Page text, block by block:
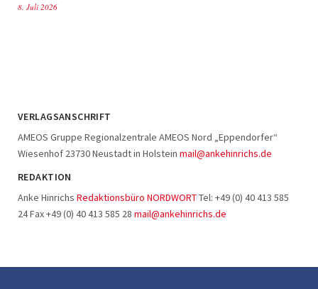
8. Juli 2026
VERLAGSANSCHRIFT
AMEOS Gruppe Regionalzentrale AMEOS Nord „Eppendorfer“
Wiesenhof 23730 Neustadt in Holstein mail@ankehinrichs.de
REDAKTION
Anke Hinrichs Redaktionsbüro NORDWORTTel: +49 (0) 40 413 585
24 Fax +49 (0) 40 413 585 28 mail@ankehinrichs.de